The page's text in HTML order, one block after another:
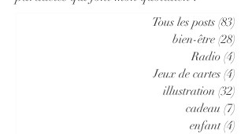
Tous les posts (83)
bien-être (28)
Radio (4)
Jeux de cartes (4)
illustration (32)
cadeau (7)
enfant (4)